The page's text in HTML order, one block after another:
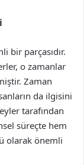
bir parçasıdır.
o zamanlar
Zaman
da ilgisini
tarafından
süreçte hem
olarak önemli